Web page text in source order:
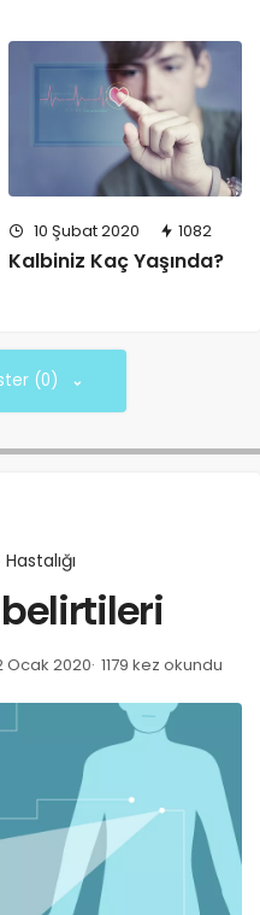
10 Şubat 2020 1082
Kalbiniz Kaç Yaşında?
(0)
belirtileri
Ocak 2020 1179 kez okundu